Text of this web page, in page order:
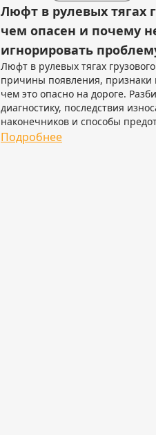
Люфт в рулевых тягах
чем опасен и почему
игнорировать
Люфт в рулевых тягах
причины появления, признаки
чем это опасно на дороге.
диагностику, последствия
наконечников и способы
Подробнее